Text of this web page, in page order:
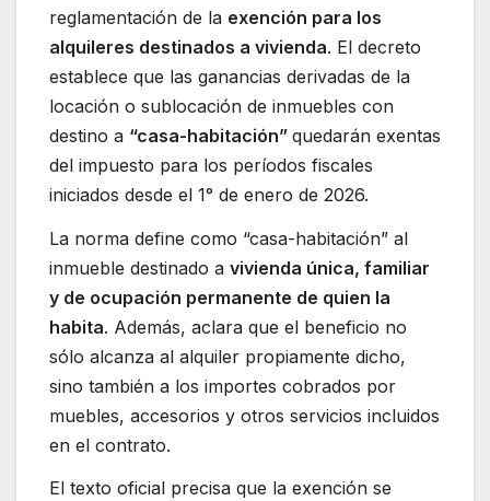
reglamentación de la exención para los
alquileres destinados a vivienda. El decreto
establece que las ganancias derivadas de la
locación o sublocación de inmuebles con
destino a “casa-habitación” quedarán exentas
del impuesto para los períodos fiscales
iniciados desde el 1° de enero de 2026.
La norma define como “casa-habitación” al
inmueble destinado a vivienda única, familiar
y de ocupación permanente de quien la
habita. Además, aclara que el beneficio no
sólo alcanza al alquiler propiamente dicho,
sino también a los importes cobrados por
muebles, accesorios y otros servicios incluidos
en el contrato.
El texto oficial precisa que la exención se